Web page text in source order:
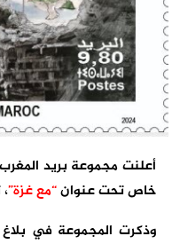
أعلنت مجموعة بريد
خاص تحت عنوان“مع غزة”
وذكرت المجموعة في بلاغ